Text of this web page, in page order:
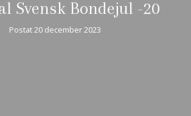
Svensk Bondejul -20
Postat20 december 2023